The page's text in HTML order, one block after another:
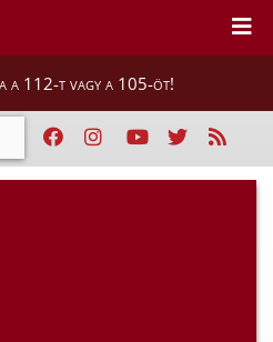
a 112-t vagy a 105-öt!